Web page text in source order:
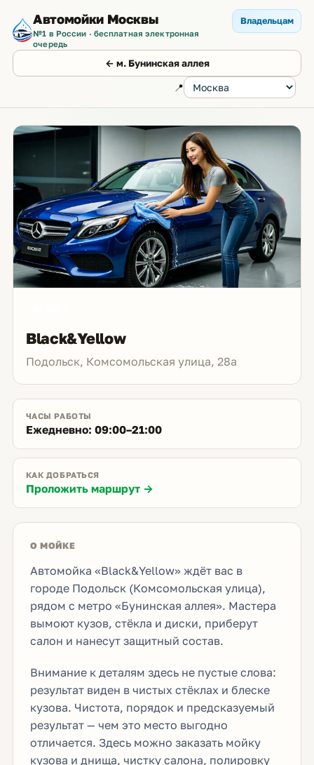
Автомойки Москвы
№1 в России · бесплатная электронная
очередь
← м. Бунинская аллея
📍
Владельцам
Black&Yellow
Подольск, Комсомольская улица, 28а
ЧАСЫ РАБОТЫ
Ежедневно: 09:00–21:00
КАК ДОБРАТЬСЯ
Проложить маршрут →
О МОЙКЕ
Автомойка «Black&Yellow» ждёт вас в
городе Подольск (Комсомольская улица),
рядом с метро «Бунинская аллея». Мастера
вымоют кузов, стёкла и диски, приберут
салон и нанесут защитный состав.
Внимание к деталям здесь не пустые слова:
результат виден в чистых стёклах и блеске
кузова. Чистота, порядок и предсказуемый
результат — чем это место выгодно
отличается. Здесь можно заказать мойку
кузова и днища, чистку салона, полировку